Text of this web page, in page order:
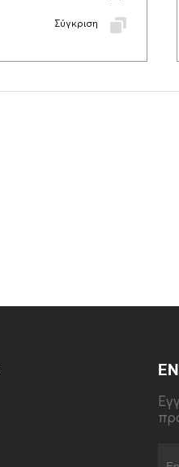
Σύγκριση